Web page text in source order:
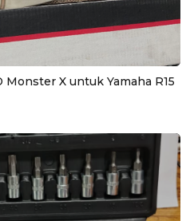
X untuk Yamaha R15